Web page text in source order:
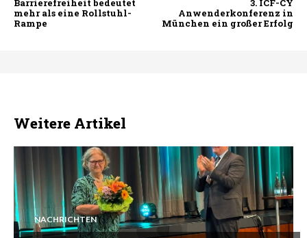
Barrierefreiheit bedeutet
mehr als eine Rollstuhl-
Rampe
3. ICF-CY
Anwenderkonferenz in
München ein großer Erfolg
Weitere Artikel
NACHRICHTEN